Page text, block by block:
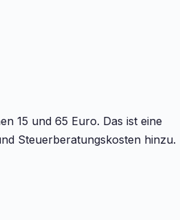
15 und 65 Euro. Das ist eine
Steuerberatungskosten hinzu.